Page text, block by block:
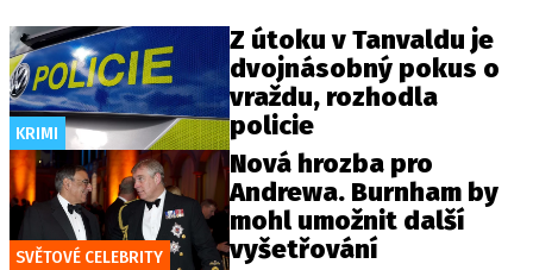
KRIMI
Z útoku v Tanvaldu je
dvojnásobný pokus o
vraždu, rozhodla
policie
SVĚTOVÉ CELEBRITY
Nová hrozba pro
Andrewa. Burnham by
mohl umožnit další
vyšetřování